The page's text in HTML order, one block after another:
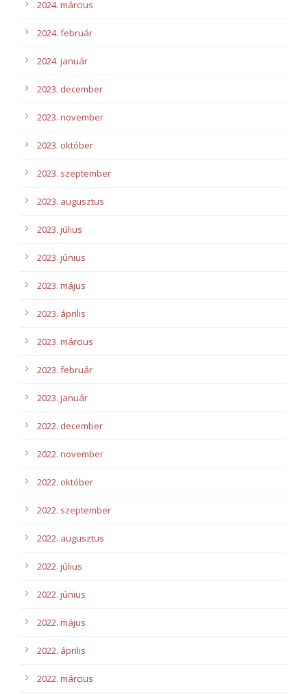
2024. március
2024. február
2024. január
2023. december
2023. november
2023. október
2023. szeptember
2023. augusztus
2023. július
2023. június
2023. május
2023. április
2023. március
2023. február
2023. január
2022. december
2022. november
2022. október
2022. szeptember
2022. augusztus
2022. július
2022. június
2022. május
2022. április
2022. március